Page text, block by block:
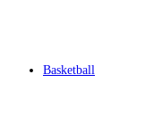
Basketball